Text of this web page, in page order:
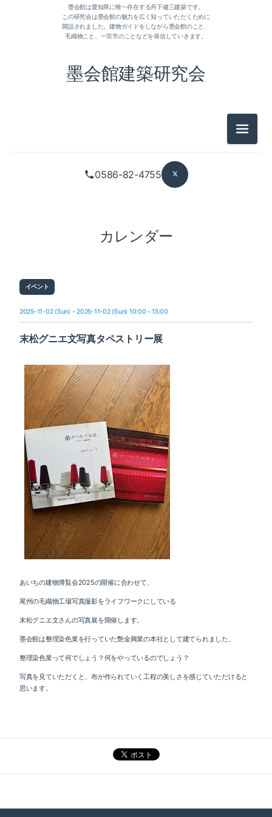
0586-82-4755
墨会館建築研究会
墨会館は愛知県に唯一存在する丹下健三建築です。
この研究会は墨会館の魅力を広く知っていただくために
開設されました。建物ガイドをしながら墨会館のこと、
毛織物こと、一宮市のことなどを発信していきます。
メニュ
カレンダー
イベント
2025-11-02 (Sun) - 2025-11-02 (Sun) 10:00～15:00
末松グニエ文写真タペストリー展
あいちの建物博覧会2025の開催に合わせて、
尾州の毛織物工場写真撮影をライフワークにしている
末松グニエ文さんの写真展を開催します。
墨会館は整理染色業を行っていた艶金興業の本社として建てられました。
整理染色業って何でしょう？何をやっているのでしょう？
写真を見ていただくと、布が作られていく工程の美しさを感じていただけると
思います。